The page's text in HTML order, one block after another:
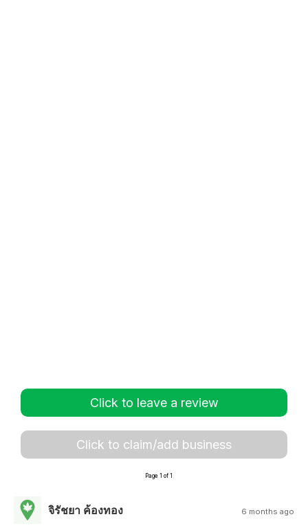
Click to leave a review
Click to claim/add business
Page 1 of 1
จิรัชยา ค้องทอง 6 months ago